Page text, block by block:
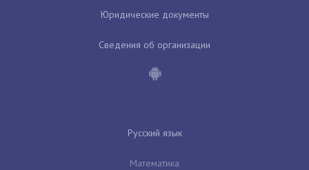
Юридические документы
Сведения об организации
Русский язык
Математика